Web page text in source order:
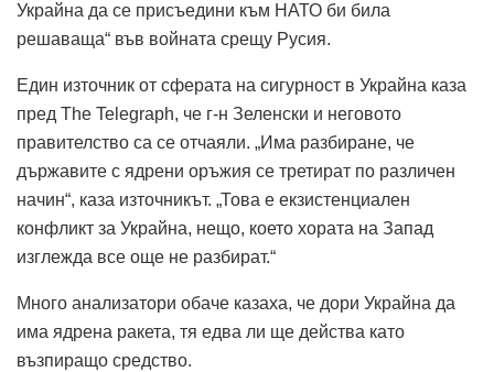
Украйна да се присъедини към НАТО би била
решаваща“ във войната срещу Русия.
Един източник от сферата на сигурност в Украйна каза
пред The ​​Telegraph, че г-н Зеленски и неговото
правителство са се отчаяли. „Има разбиране, че
държавите с ядрени оръжия се третират по различен
начин“, каза източникът. „Това е екзистенциален
конфликт за Украйна, нещо, което хората на Запад
изглежда все още не разбират.“
Много анализатори обаче казаха, че дори Украйна да
има ядрена ракета, тя едва ли ще действа като
възпиращо средство.